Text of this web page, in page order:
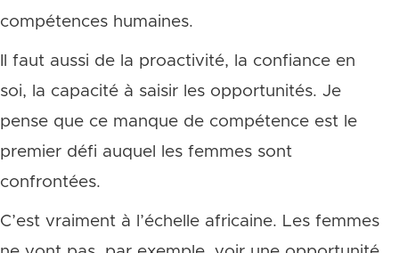
compétences humaines.
Il faut aussi de la proactivité, la confiance en
soi, la capacité à saisir les opportunités. Je
pense que ce manque de compétence est le
premier défi auquel les femmes sont
confrontées.
C’est vraiment à l’échelle africaine. Les femmes